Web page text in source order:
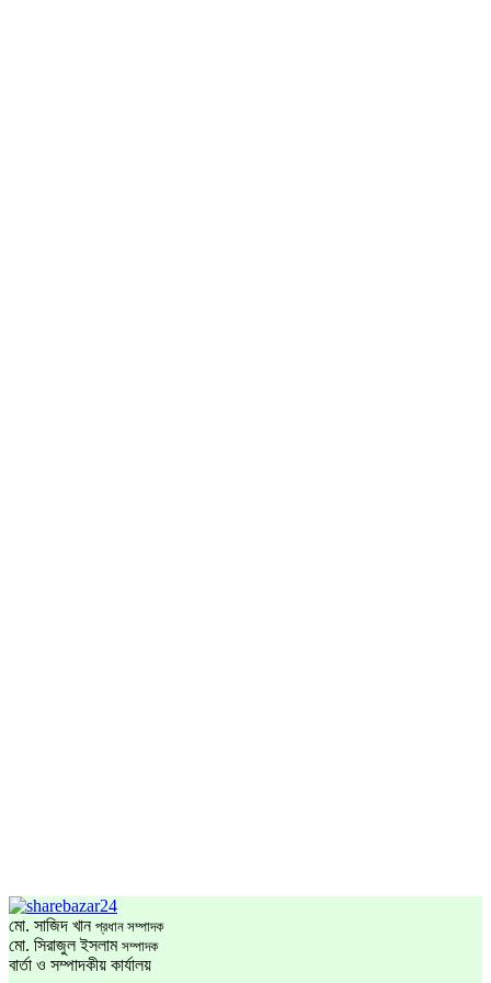
মো. সাজিদ খান প্রধান সম্পাদক
মো. সিরাজুল ইসলাম সম্পাদক
বার্তা ও সম্পাদকীয় কার্যালয়